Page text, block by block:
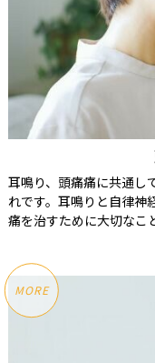
耳鳴り、頭痛痛に共通し
れです。耳鳴りと自律神
痛を治すために大切なこ
MORE